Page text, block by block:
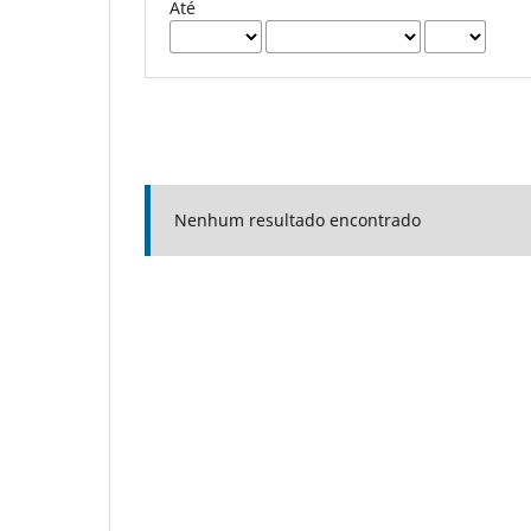
Até
Nenhum resultado encontrado